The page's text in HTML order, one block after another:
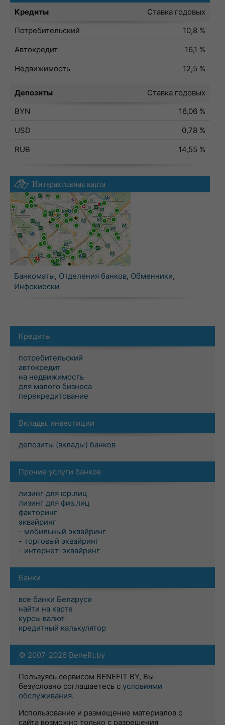
Кредиты
Ставка годовых
Потребительский
10,8 %
Автокредит
16,1 %
Недвижимость
12,5 %
Депозиты
Ставка годовых
BYN
16,06 %
USD
0,78 %
RUB
14,55 %
Интерактивная карта
Банкоматы, Отделения банков, Обменники,
Инфокиоски
Кредиты
потребительский
автокредит
на недвижимость
для малого бизнеса
перекредитование
Вклады, инвестиции
депозиты (вклады) банков
Прочие услуги банков
лизинг для юр.лиц
лизинг для физ.лиц
факторинг
эквайринг
- мобильный эквайринг
- торговый эквайринг
- интернет-эквайринг
Банки
все банки Беларуси
найти на карте
курсы валют
кредитный калькулятор
© 2007-2026 Benefit.by
Пользуясь сервисом BENEFIT BY, Вы
безусловно соглашаетесь с условиями
обслуживания.
Использование и размещение материалов с
сайта возможно только с разрешения